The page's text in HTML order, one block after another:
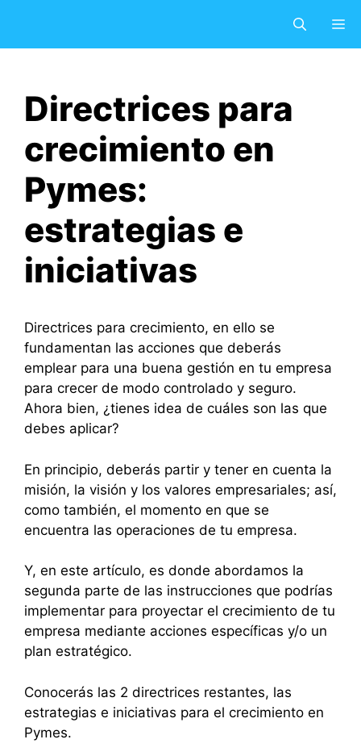
contenido
Directrices para
crecimiento en
Pymes:
estrategias e
iniciativas
Directrices para crecimiento, en ello se
fundamentan las acciones que deberás
emplear para una buena gestión en tu empresa
para crecer de modo controlado y seguro.
Ahora bien, ¿tienes idea de cuáles son las que
debes aplicar?
En principio, deberás partir y tener en cuenta la
misión, la visión y los valores empresariales; así,
como también, el momento en que se
encuentra las operaciones de tu empresa.
Y, en este artículo, es donde abordamos la
segunda parte de las instrucciones que podrías
implementar para proyectar el crecimiento de tu
empresa mediante acciones específicas y/o un
plan estratégico.
Conocerás las 2 directrices restantes, las
estrategias e iniciativas para el crecimiento en
Pymes.